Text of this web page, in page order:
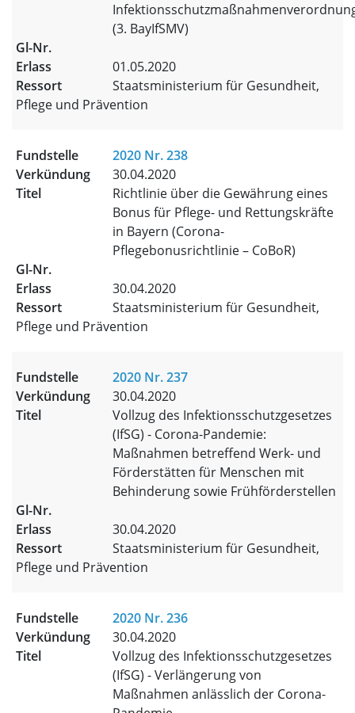
(3. BayIfSMV)
01.05.2020
Staatsministerium für Gesundheit,
Pflege und Prävention
2020 Nr. 238
30.04.2020
Richtlinie über die Gewährung eines
Bonus für Pflege- und Rettungskräfte
in Bayern (Corona-
Pflegebonusrichtlinie – CoBoR)
30.04.2020
Staatsministerium für Gesundheit,
Pflege und Prävention
2020 Nr. 237
30.04.2020
Vollzug des Infektionsschutzgesetzes
(IfSG) - Corona-Pandemie:
Maßnahmen betreffend Werk- und
Förderstätten für Menschen mit
Behinderung sowie Frühförderstellen
30.04.2020
Staatsministerium für Gesundheit,
Pflege und Prävention
2020 Nr. 236
30.04.2020
Vollzug des Infektionsschutzgesetzes
(IfSG) - Verlängerung von
Maßnahmen anlässlich der Corona-